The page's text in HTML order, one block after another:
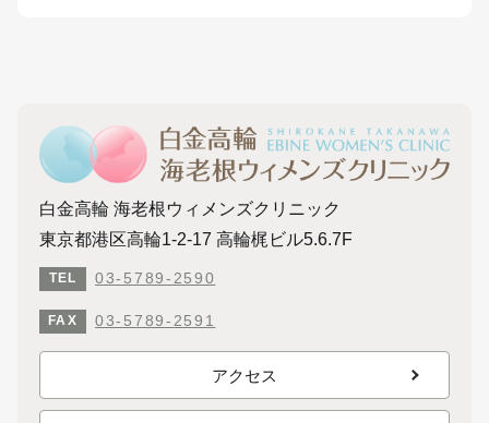
白金高輪 海老根ウィメンズクリニック
東京都港区高輪1-2-17 高輪梶ビル5.6.7F
TEL 03-5789-2590
FAX 03-5789-2591
アクセス